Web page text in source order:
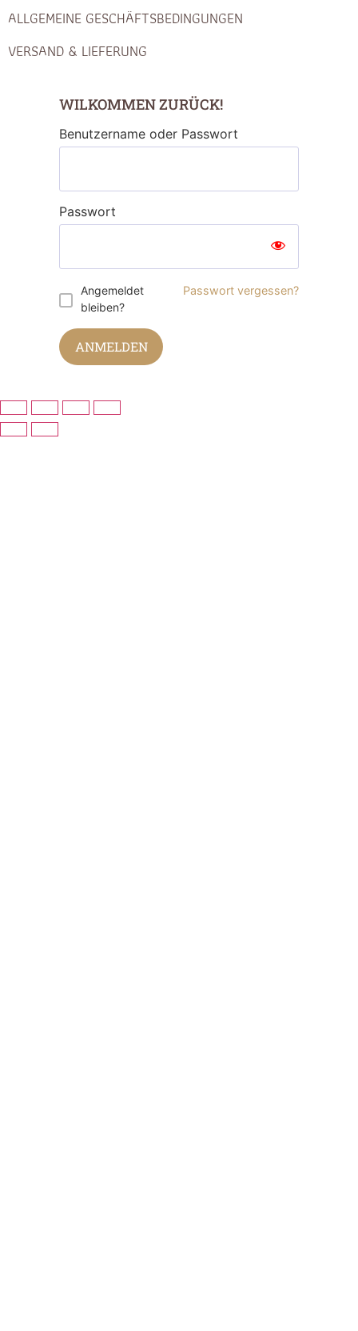
ALLGEMEINE GESCHÄFTSBEDINGUNGEN
VERSAND & LIEFERUNG
WILKOMMEN ZURÜCK!
Benutzername oder Passwort
Passwort
Angemeldet
bleiben?
Passwort vergessen?
ANMELDEN